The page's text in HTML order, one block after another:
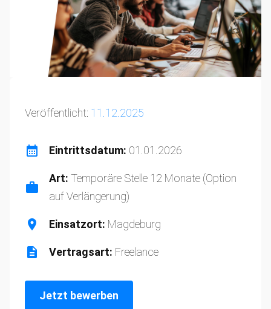
Veröffentlicht: 11.12.2025
Eintrittsdatum: 01.01.2026
Art: Temporäre Stelle 12 Monate (Option
auf Verlängerung)
Einsatzort: Magdeburg
Vertragsart: Freelance
Jetzt bewerben